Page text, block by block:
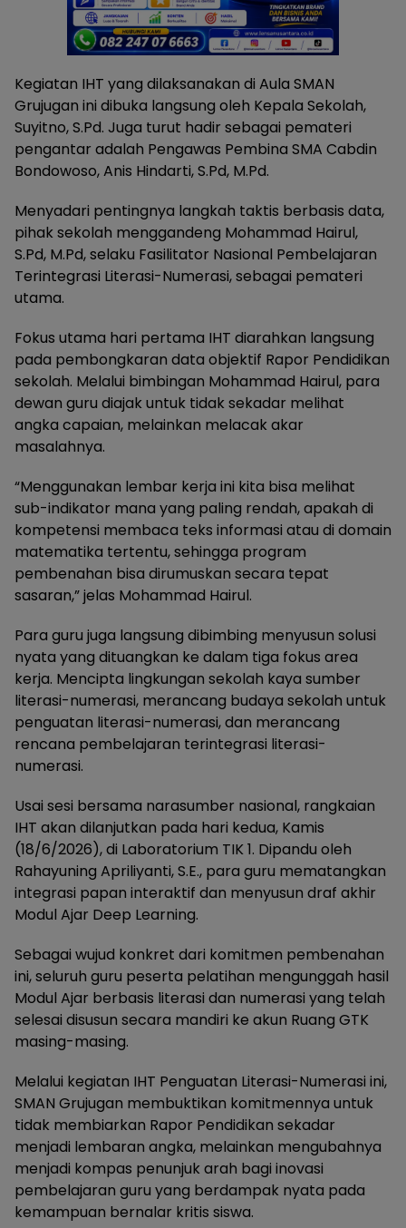
Kegiatan IHT yang dilaksanakan di Aula SMAN
Grujugan ini dibuka langsung oleh Kepala Sekolah,
Suyitno, S.Pd. Juga turut hadir sebagai pemateri
pengantar adalah Pengawas Pembina SMA Cabdin
Bondowoso, Anis Hindarti, S.Pd, M.Pd.
Menyadari pentingnya langkah taktis berbasis data,
pihak sekolah menggandeng Mohammad Hairul,
S.Pd, M.Pd, selaku Fasilitator Nasional Pembelajaran
Terintegrasi Literasi-Numerasi, sebagai pemateri
utama.
Fokus utama hari pertama IHT diarahkan langsung
pada pembongkaran data objektif Rapor Pendidikan
sekolah. Melalui bimbingan Mohammad Hairul, para
dewan guru diajak untuk tidak sekadar melihat
angka capaian, melainkan melacak akar
masalahnya.
“Menggunakan lembar kerja ini kita bisa melihat
sub-indikator mana yang paling rendah, apakah di
kompetensi membaca teks informasi atau di domain
matematika tertentu, sehingga program
pembenahan bisa dirumuskan secara tepat
sasaran,” jelas Mohammad Hairul.
Para guru juga langsung dibimbing menyusun solusi
nyata yang dituangkan ke dalam tiga fokus area
kerja. Mencipta lingkungan sekolah kaya sumber
literasi-numerasi, merancang budaya sekolah untuk
penguatan literasi-numerasi, dan merancang
rencana pembelajaran terintegrasi literasi-
numerasi.
Usai sesi bersama narasumber nasional, rangkaian
IHT akan dilanjutkan pada hari kedua, Kamis
(18/6/2026), di Laboratorium TIK 1. Dipandu oleh
Rahayuning Apriliyanti, S.E., para guru mematangkan
integrasi papan interaktif dan menyusun draf akhir
Modul Ajar Deep Learning.
Sebagai wujud konkret dari komitmen pembenahan
ini, seluruh guru peserta pelatihan mengunggah hasil
Modul Ajar berbasis literasi dan numerasi yang telah
selesai disusun secara mandiri ke akun Ruang GTK
masing-masing.
Melalui kegiatan IHT Penguatan Literasi-Numerasi ini,
SMAN Grujugan membuktikan komitmennya untuk
tidak membiarkan Rapor Pendidikan sekadar
menjadi lembaran angka, melainkan mengubahnya
menjadi kompas penunjuk arah bagi inovasi
pembelajaran guru yang berdampak nyata pada
kemampuan bernalar kritis siswa.